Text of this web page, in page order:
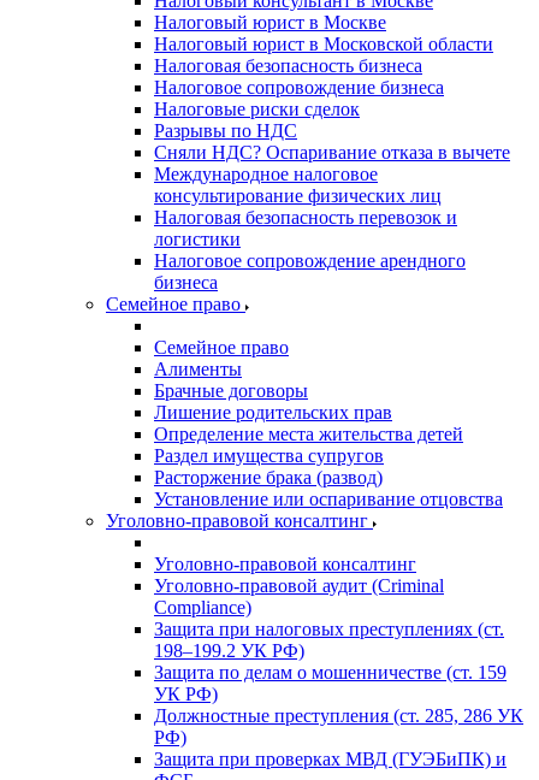
Налоговый юрист в Москве
Налоговый юрист в Московской области
Налоговая безопасность бизнеса
Налоговое сопровождение бизнеса
Налоговые риски сделок
Разрывы по НДС
Сняли НДС? Оспаривание отказа в вычете
Международное налоговое
консультирование физических лиц
Налоговая безопасность перевозок и
логистики
Налоговое сопровождение арендного
бизнеса
Семейное право
Семейное право
Алименты
Брачные договоры
Лишение родительских прав
Определение места жительства детей
Раздел имущества супругов
Расторжение брака (развод)
Установление или оспаривание отцовства
Уголовно-правовой консалтинг
Уголовно-правовой консалтинг
Уголовно-правовой аудит (Criminal
Compliance)
Защита при налоговых преступлениях (ст.
198–199.2 УК РФ)
Защита по делам о мошенничестве (ст. 159
УК РФ)
Должностные преступления (ст. 285, 286 УК
РФ)
Защита при проверках МВД (ГУЭБиПК) и